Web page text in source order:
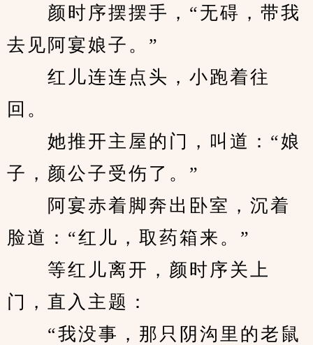
颜时序摆摆手，“无碍，带我
去见阿宴娘子。”
红儿连连点头，小跑着往
回。
她推开主屋的门，叫道：“娘
子，颜公子受伤了。”
阿宴赤着脚奔出卧室，沉着
脸道：“红儿，取药箱来。”
等红儿离开，颜时序关上
门，直入主题：
“我没事，那只阴沟里的老鼠